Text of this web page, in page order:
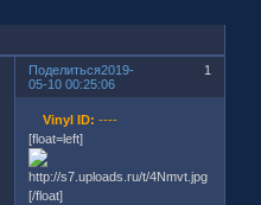
Поделиться 1
2019-
05-10 00:25:06
Vinyl ID: ----
[float=left]
[/float]